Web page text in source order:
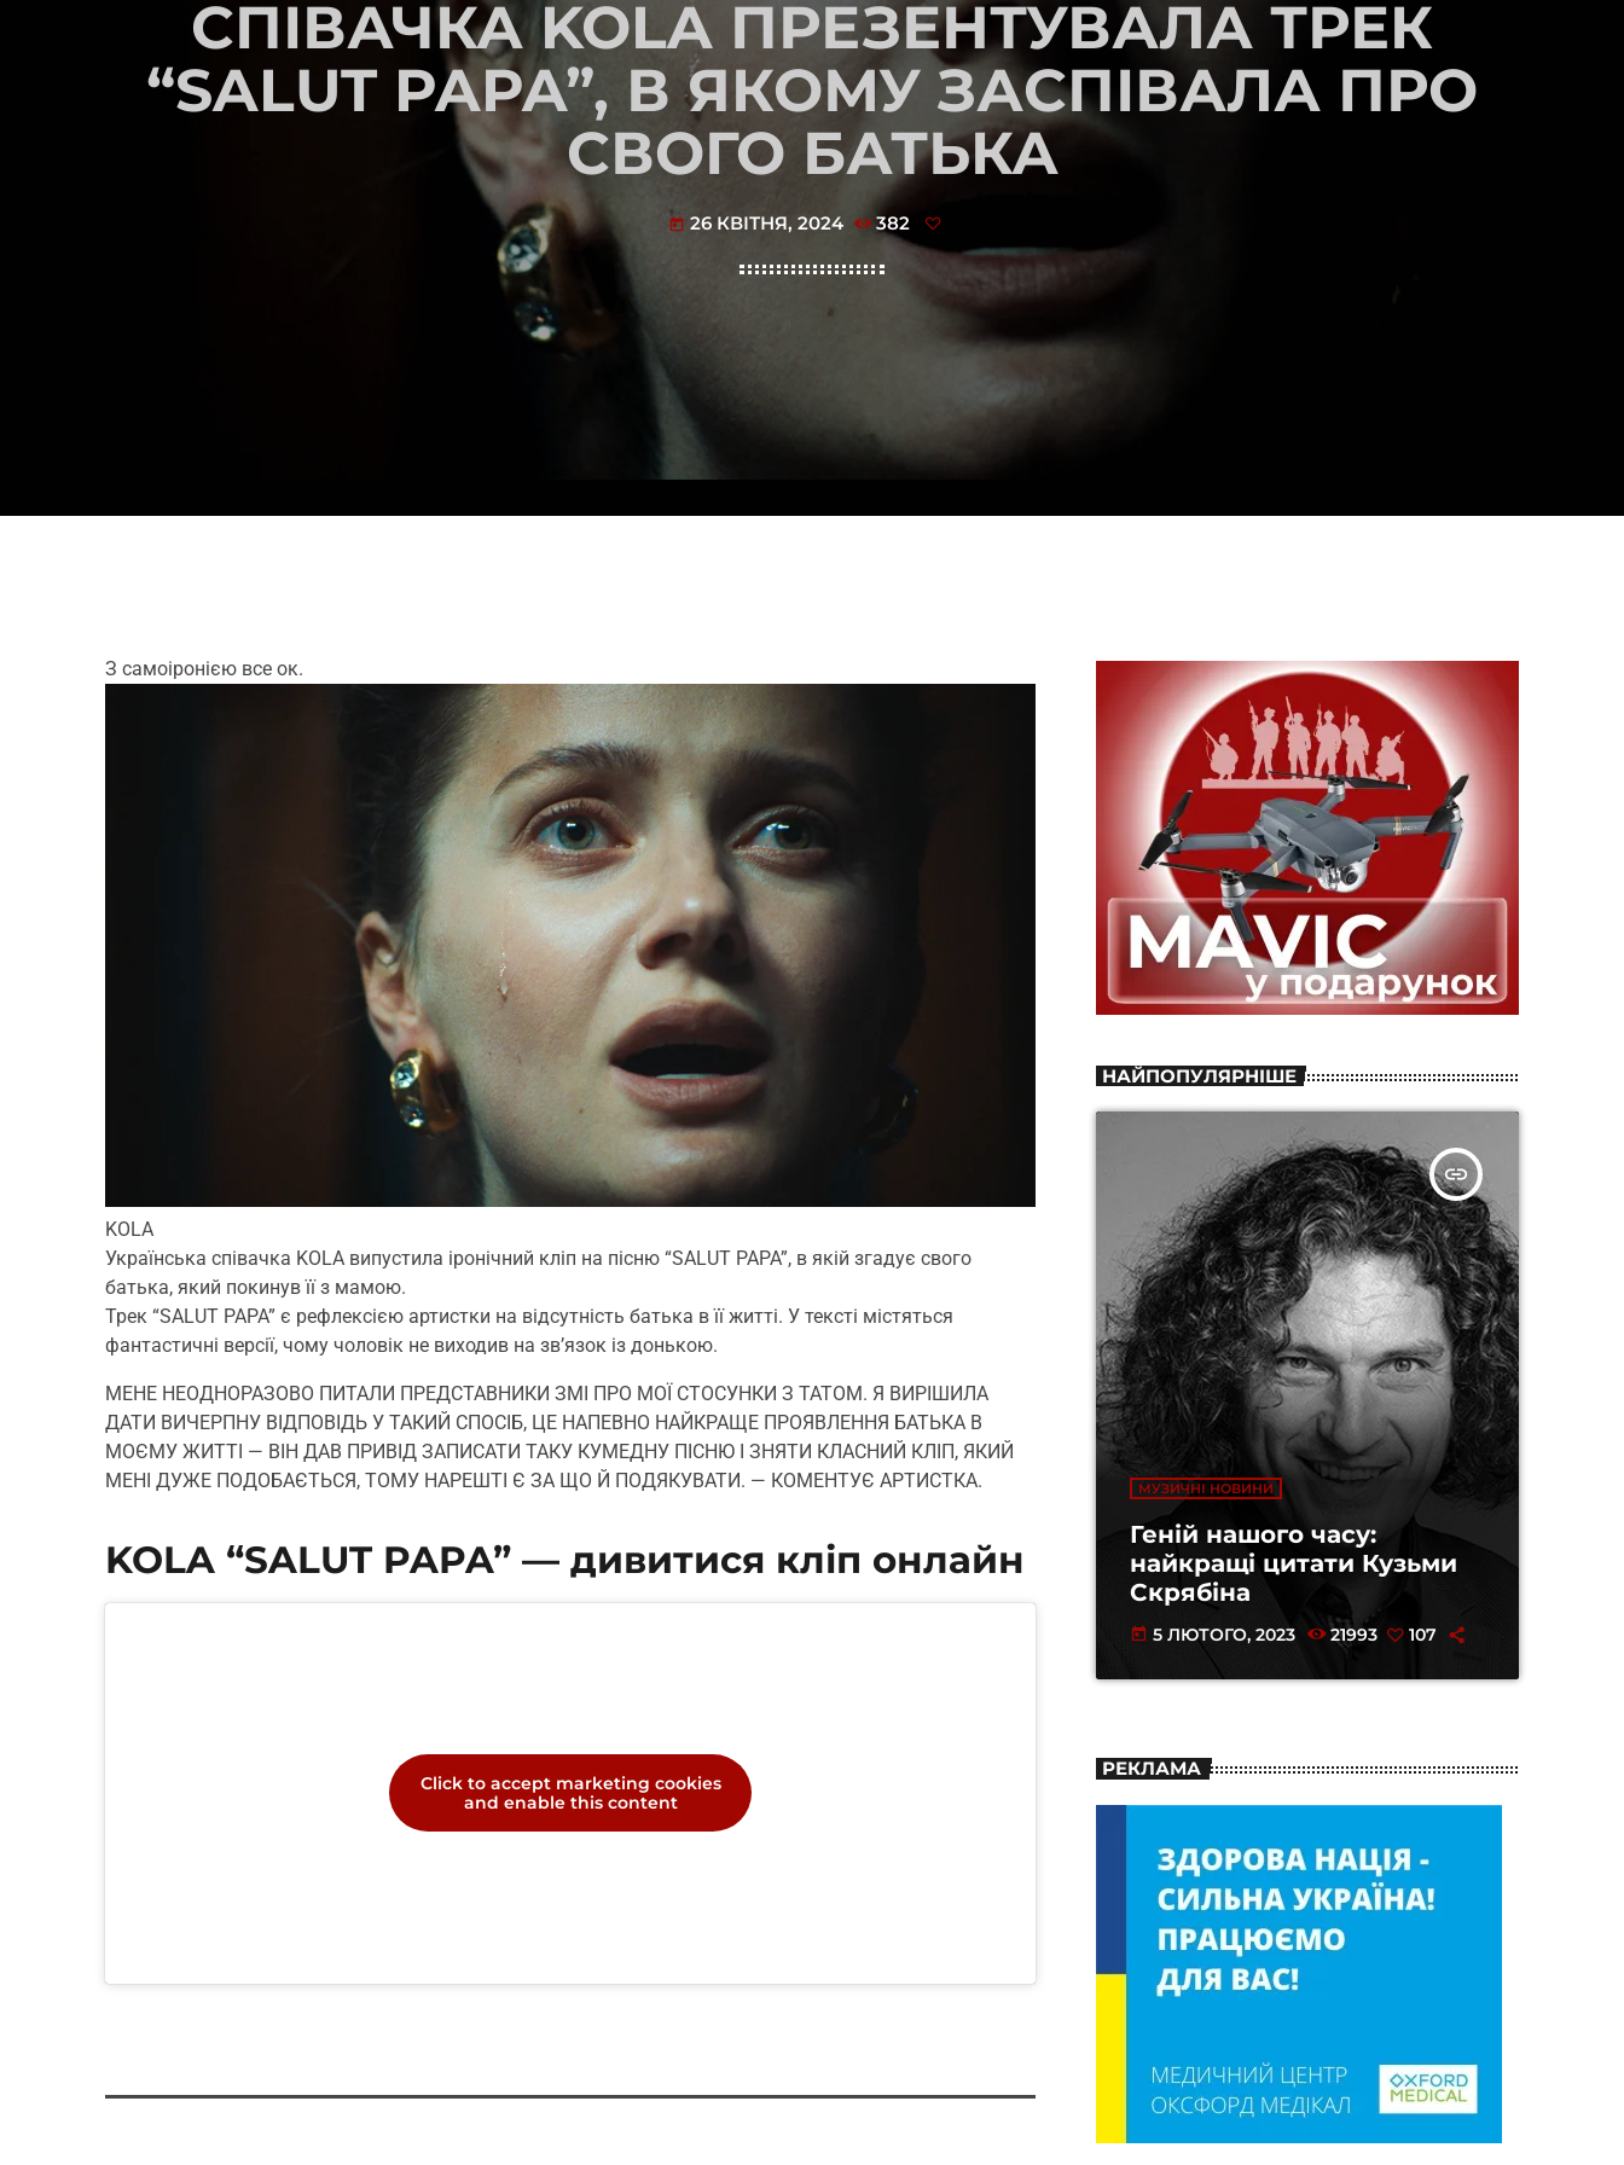
СПІВАЧКА KOLA ПРЕЗЕНТУВАЛА ТРЕК
“SALUT PAPA”, В ЯКОМУ ЗАСПІВАЛА ПРО
СВОГО БАТЬКА
today 26 КВІТНЯ, 2024 382
З самоіронією все ок.
KOLA
Українська співачка KOLA випустила іронічний кліп на пісню “SALUT PAPA”, в якій згадує свого
батька, який покинув її з мамою.
Трек “SALUT PAPA” є рефлексією артистки на відсутність батька в її житті. У тексті містяться
фантастичні версії, чому чоловік не виходив на зв’язок із донькою.
МЕНЕ НЕОДНОРАЗОВО ПИТАЛИ ПРЕДСТАВНИКИ ЗМІ ПРО МОЇ СТОСУНКИ З ТАТОМ. Я ВИРІШИЛА
ДАТИ ВИЧЕРПНУ ВІДПОВІДЬ У ТАКИЙ СПОСІБ, ЦЕ НАПЕВНО НАЙКРАЩЕ ПРОЯВЛЕННЯ БАТЬКА В
МОЄМУ ЖИТТІ — ВІН ДАВ ПРИВІД ЗАПИСАТИ ТАКУ КУМЕДНУ ПІСНЮ І ЗНЯТИ КЛАСНИЙ КЛІП, ЯКИЙ
МЕНІ ДУЖЕ ПОДОБАЄТЬСЯ, ТОМУ НАРЕШТІ Є ЗА ЩО Й ПОДЯКУВАТИ. — КОМЕНТУЄ АРТИСТКА.
KOLA “SALUT PAPA” — дивитися кліп онлайн
Click to accept marketing cookies
and enable this content
НАЙПОПУЛЯРНІШЕ
insert_link
МУЗИЧНІ НОВИНИ
Геній нашого часу:
найкращі цитати Кузьми
Скрябіна
today 5 ЛЮТОГО, 2023 21993 107
РЕКЛАМА